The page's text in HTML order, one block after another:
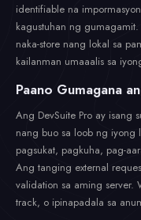
identifiable na
kagustuhan ng
naka-store nang lokal sa
kailanman umaaalis sa
Paano Gumagana
Ang DevSuite Pro ay isang
nang buo sa loob ng iyong
pagsukat, pagkuha, pag-
Ang tanging external
validation sa aming server.
track, o ipinapadala sa